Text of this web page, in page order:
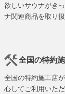
欲しいサウナがき
ナ関連商品を取り
全国の特約
全国の特約施工店
心してご利用いただ